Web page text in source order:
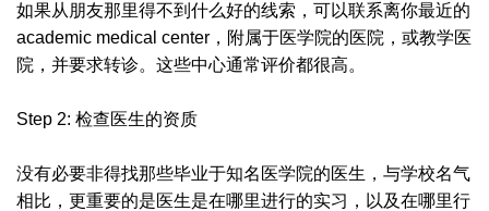
如果从朋友那里得不到什么好的线索，可以联系离你最近的
academic medical center，附属于医学院的医院，或教学医
院，并要求转诊。这些中心通常评价都很高。
Step 2: 检查医生的资质
没有必要非得找那些毕业于知名医学院的医生，与学校名气
相比，更重要的是医生是在哪里进行的实习，以及在哪里行